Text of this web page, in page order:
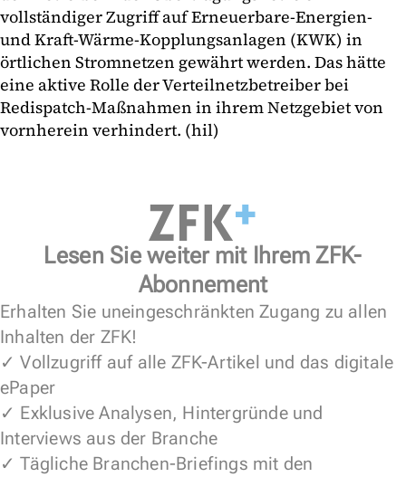
vollständiger Zugriff auf Erneuerbare-Energien-
und Kraft-Wärme-Kopplungsanlagen (KWK) in
örtlichen Stromnetzen gewährt werden. Das hätte
eine aktive Rolle der Verteilnetzbetreiber bei
Redispatch-Maßnahmen in ihrem Netzgebiet von
vornherein verhindert. (hil)
Lesen Sie weiter mit Ihrem ZFK-
Abonnement
Erhalten Sie uneingeschränkten Zugang zu allen
Inhalten der ZFK!
✓ Vollzugriff auf alle ZFK-Artikel und das digitale
ePaper
✓ Exklusive Analysen, Hintergründe und
Interviews aus der Branche
✓ Tägliche Branchen-Briefings mit den